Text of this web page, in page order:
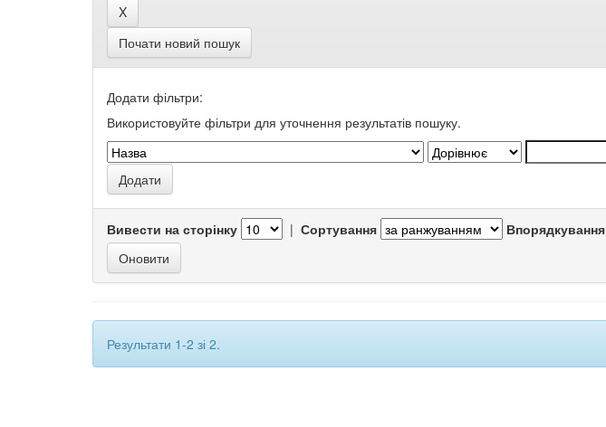
Почати новий пошук
Додати фільтри:
Використовуйте фільтри для уточнення результатів пошуку.
Вивести на сторінку | Сортування Впорядкування
Результати 1-2 зі 2.